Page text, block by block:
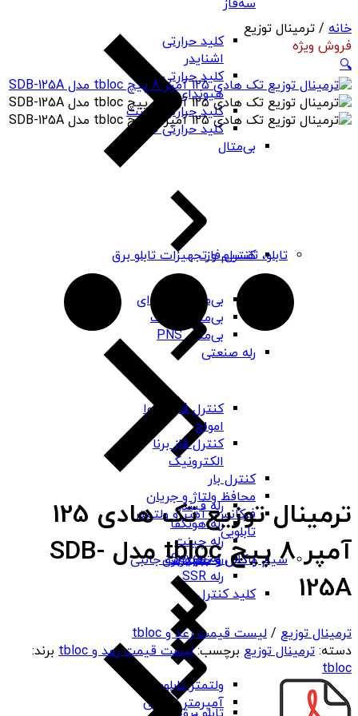
کلید حرارتی
اشنایدر
کلید حرارتی
هیوندای
کلید حرارتی چینت
کلید حرارتی PNS
بی‌متال
بی‌متال هیوندای
بی‌متال چینت
بی‌متال PNS
رله صنعتی
رله فیندر
رله هونگفا
رله چینت
رله Seven
رله SSR
کلید کنترل
سه‌فاز
کنترل فاز
کنترل فاز شیوا
امواج
کنترل فاز برنا
الکترونیک
کنترل بار
محافظ ولتاژ و جریان
فرکانس، آمپر و ولتمتر
تابلویی
ولتمتر تابلویی
آمپرمتر تابلویی
تابلو، تقسیم و تجهیزات تابلو برق
باکس و جعبه برق
سیم و کابل و تجهیزات جانبی
خانه / ترمینال توزیع
فروش ویژه
🔍
ترمینال توزیع تک هادی 125
آمپر 8 پیچ tbloc مدل SDB-
125A
ترمینال توزیع / لیست قیمت رعد و tbloc
دسته: ترمینال توزیع برچسب:لیست قیمت رعد و tbloc
برند:
tbloc